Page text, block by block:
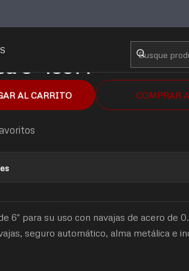
Aceptamos todas las tarjetas
6" 16977
AL CARRITO COMPRAR
6″ para su uso con navajas de acero de
seguro automático, alma metálica e